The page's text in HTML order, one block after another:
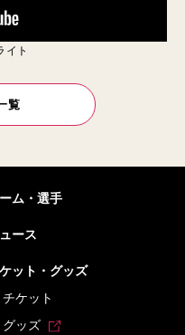
イト
覧
ム・選手
ース
ット・グッズ
チケット
グッズ